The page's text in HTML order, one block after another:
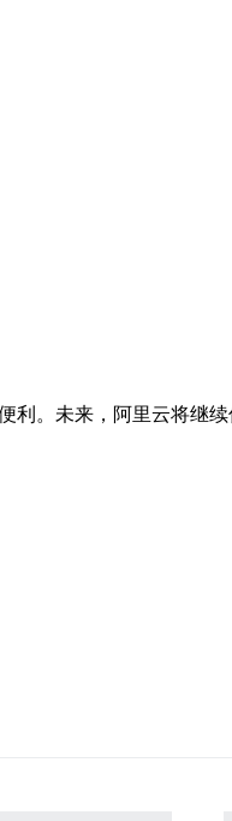
。未来，阿里云将继